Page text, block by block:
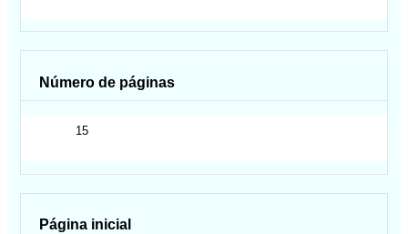
Número de páginas
15
Página inicial